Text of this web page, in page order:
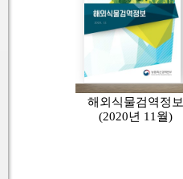
해외식물검역정보
(2020년 11월)